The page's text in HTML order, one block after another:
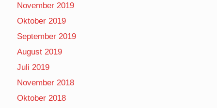
November 2019
Oktober 2019
September 2019
August 2019
Juli 2019
November 2018
Oktober 2018